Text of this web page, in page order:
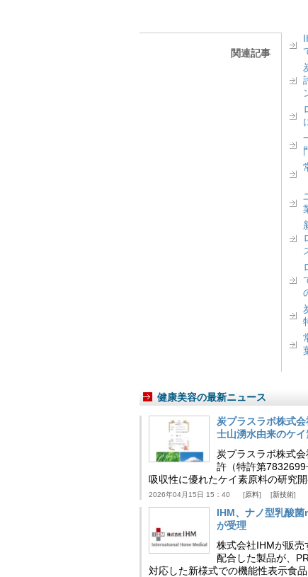
関連記事
健康美容の最新ニュース
炭プラスラボ株式
士山湧水由来のケ
炭プラスラボ株式
許（特許第
吸収性に優れたケイ素原料の研究
2026年04月15日 15：40 原料 新技術
IHM、ナノ型乳酸
が受理
株式会社IHMが販
配合した製品が、
対応した新様式での機能性表示食